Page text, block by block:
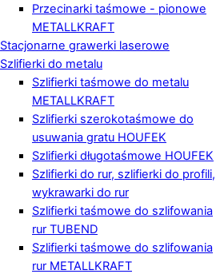
Przecinarki taśmowe - pionowe
METALLKRAFT
Stacjonarne grawerki laserowe
Szlifierki do metalu
Szlifierki taśmowe do metalu
METALLKRAFT
Szlifierki szerokotaśmowe do
usuwania gratu HOUFEK
Szlifierki długotaśmowe HOUFEK
Szlifierki do rur, szlifierki do profili,
wykrawarki do rur
Szlifierki taśmowe do szlifowania
rur TUBEND
Szlifierki taśmowe do szlifowania
rur METALLKRAFT